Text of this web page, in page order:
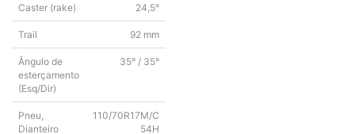
Caster (rake) 24,5°
Trail 92 mm
Ângulo de
esterçamento
(Esq/Dir)
35° / 35°
Pneu,
Dianteiro
110/70R17M/C
54H